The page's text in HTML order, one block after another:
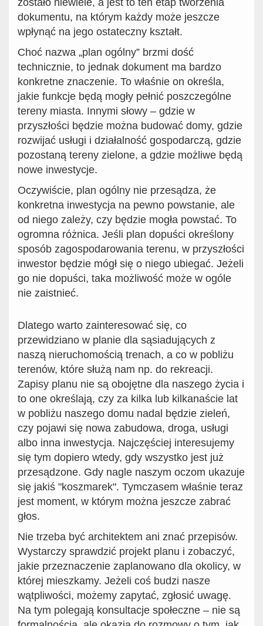
zostało niewiele, a jest to ten etap tworzenia
dokumentu, na którym każdy może jeszcze
wpłynąć na jego ostateczny kształt.
Choć nazwa „plan ogólny” brzmi dość
technicznie, to jednak dokument ma bardzo
konkretne znaczenie. To właśnie on określa,
jakie funkcje będą mogły pełnić poszczególne
tereny miasta. Innymi słowy – gdzie w
przyszłości będzie można budować domy, gdzie
rozwijać usługi i działalność gospodarczą, gdzie
pozostaną tereny zielone, a gdzie możliwe będą
nowe inwestycje.
Oczywiście, plan ogólny nie przesądza, że
konkretna inwestycja na pewno powstanie, ale
od niego zależy, czy będzie mogła powstać. To
ogromna różnica. Jeśli plan dopuści określony
sposób zagospodarowania terenu, w przyszłości
inwestor będzie mógł się o niego ubiegać. Jeżeli
go nie dopuści, taka możliwość może w ogóle
nie zaistnieć.
Dlatego warto zainteresować się, co
przewidziano w planie dla sąsiadujących z
naszą nieruchomością trenach, a co w pobliżu
terenów, które służą nam np. do rekreacji.
Zapisy planu nie są obojętne dla naszego życia i
to one określają, czy za kilka lub kilkanaście lat
w pobliżu naszego domu nadal będzie zieleń,
czy pojawi się nowa zabudowa, droga, usługi
albo inna inwestycja. Najczęściej interesujemy
się tym dopiero wtedy, gdy wszystko jest już
przesądzone. Gdy nagle naszym oczom ukazuje
się jakiś "koszmarek". Tymczasem właśnie teraz
jest moment, w którym można jeszcze zabrać
głos.
Nie trzeba być architektem ani znać przepisów.
Wystarczy sprawdzić projekt planu i zobaczyć,
jakie przeznaczenie zaplanowano dla okolicy, w
której mieszkamy. Jeżeli coś budzi nasze
wątpliwości, możemy zapytać, zgłosić uwagę.
Na tym polegają konsultacje społeczne – nie są